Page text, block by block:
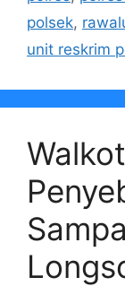
polsek,
unit reskrim